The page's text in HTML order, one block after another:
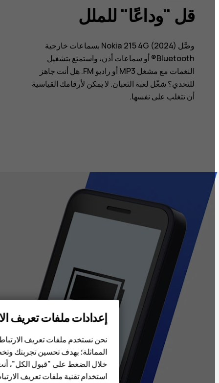
الهواتف الذكية
الهواتف المميزة
HMD Terra M
HMD DUB
قل "وداعًا" للملل
وصَّل Nokia 215 4G (2024) بسماعات خارجية
Bluetooth® أو سماعات أذن، واستمتع بتشغيل
النغمات مع مشغل MP3 أو راديو FM. هل أنت جاهز
للتحدي؟ شغّل لعبة الثعبان. لا يمكن لأرقامك القياسية
أن تتغلب على نفسها.
إعدادات ملفات تعريف
نحن نستخدم ملفات تعريف الارتباط
المماثلة؛ بهدف تحسين تجربتك
خلال الضغط على "قبول الكل"،
استخدام تقنية ملفات تعريف